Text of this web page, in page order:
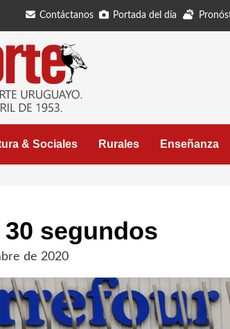
Contáctanos Portada del día
& Sociales Rurales Enseñanza
segundos
de 2020